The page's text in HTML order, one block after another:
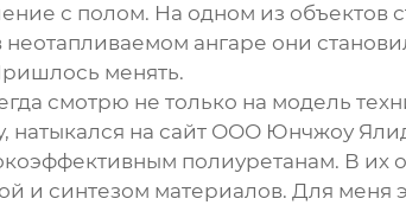
с полом. На одном из объектов
ангаре они
менять.
смотрю не только на модель
натыкался на сайт ООО Юнчжоу
полиуретанам. В
и синтезом материалов. Для меня